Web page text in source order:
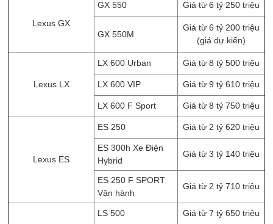
Lexus GX
GX 550 Giá từ 6 tỷ 250 triệu
GX 550M
Giá từ 6 tỷ 200 triệu
(giá dự kiến)
Lexus LX
LX 600 Urban Giá từ 8 tỷ 500 triệu
LX 600 VIP Giá từ 9 tỷ 610 triệu
LX 600 F Sport Giá từ 8 tỷ 750 triệu
Lexus ES
ES 250 Giá từ 2 tỷ 620 triệu
ES 300h Xe Điện
Hybrid
Giá từ 3 tỷ 140 triệu
ES 250 F SPORT
Vận hành
Giá từ 2 tỷ 710 triệu
LS 500 Giá từ 7 tỷ 650 triệu